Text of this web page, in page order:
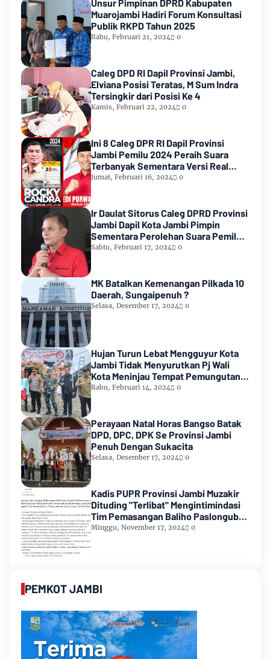
Unsur Pimpinan DPRD Kabupaten
Muarojambi Hadiri Forum Konsultasi
Publik RKPD Tahun 2025
Rabu, Februari 21, 2024 0
Caleg DPD RI Dapil Provinsi Jambi,
Elviana Posisi Teratas, M Sum Indra
Tersingkir dari Posisi Ke 4
Kamis, Februari 22, 2024 0
Ini 8 Caleg DPR RI Dapil Provinsi
Jambi Pemilu 2024 Peraih Suara
Terbanyak Sementara Versi Real
Count KPU RI
Jumat, Februari 16, 2024 0
Ir Daulat Sitorus Caleg DPRD Provinsi
Jambi Dapil Kota Jambi Pimpin
Sementara Perolehan Suara Pemilu
2024
Sabtu, Februari 17, 2024 0
MK Batalkan Kemenangan Pilkada 10
Daerah, Sungaipenuh ?
Selasa, Desember 17, 2024 0
Hujan Turun Lebat Mengguyur Kota
Jambi Tidak Menyurutkan Pj Wali
Kota Meninjau Tempat Pemungutan
Suara Pemilu 2024
Rabu, Februari 14, 2024 0
Perayaan Natal Horas Bangso Batak
DPD, DPC, DPK Se Provinsi Jambi
Penuh Dengan Sukacita
Selasa, Desember 17, 2024 0
Kadis PUPR Provinsi Jambi Muzakir
Dituding "Terlibat" Mengintimindasi
Tim Pemasangan Baliho Paslongub
Romi-Sudirman
Minggu, November 17, 2024 0
PEMKOT JAMBI